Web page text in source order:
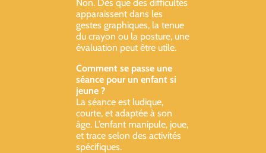
Non. Dès que des difficultés
apparaissent dans les
gestes graphiques, la tenue
du crayon ou la posture, une
évaluation peut être utile.
Comment se passe une
séance pour un enfant si
jeune ?
La séance est ludique,
courte, et adaptée à son
âge. L’enfant manipule, joue,
et trace selon des activités
spécifiques.